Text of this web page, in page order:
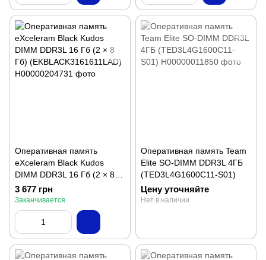
Оперативная память
eXceleram Black Kudos
DIMM DDR3L 16 Гб (2 × 8
Гб) (EKBLACK3161611LAD)
3 677 грн
Заканчивается
Оперативная память Team
Elite SO-DIMM DDR3L 4ГБ
(TED3L4G1600C11-S01)
Цену уточняйте
Нет в наличии